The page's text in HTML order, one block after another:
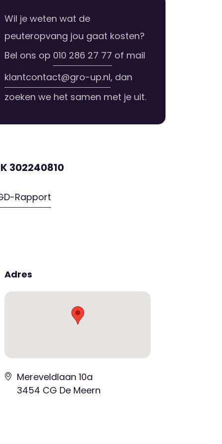
Wil je weten wat de
peuteropvang jou gaat kosten?
Bel ons op 010 286 27 77 of mail
klantcontact@gro-up.nl, dan
zoeken we het samen met je uit.
302240810
Rapport
Adres
Mereveldlaan 10a
3454 CG De Meern